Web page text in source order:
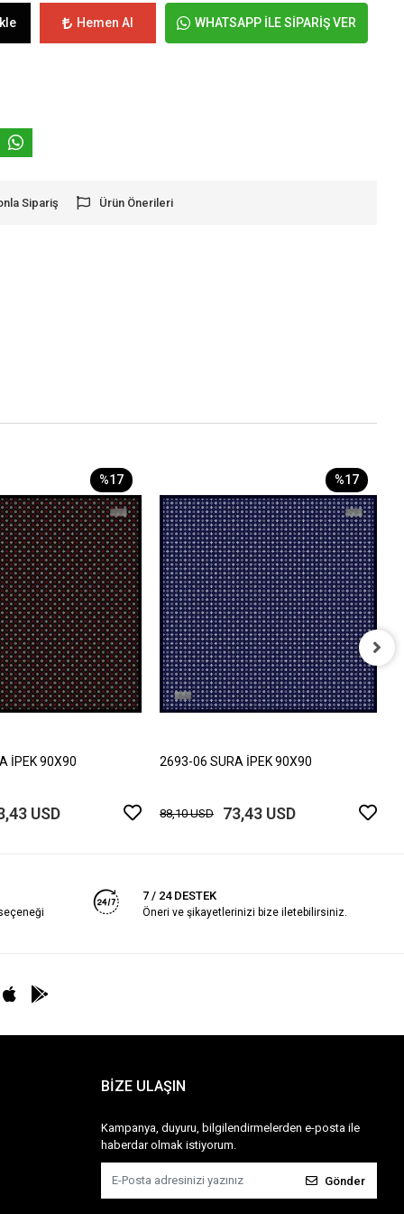
Hemen Al WHATSAPP İLE SİPARİŞ VER
Sipariş Ürün Önerileri
%17
İPEK 90X90
USD
%17
2693-06 SURA İPEK 90X90
88,10 USD 73,43 USD
7 / 24 DESTEK
Öneri ve şikayetlerinizi bize iletebilirsiniz.
BİZE ULAŞIN
Kampanya, duyuru, bilgilendirmelerden e-posta ile
haberdar olmak istiyorum.
Gönder